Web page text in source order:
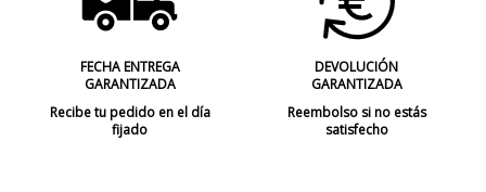
FECHA ENTREGA
GARANTIZADA
Recibe tu pedido en el día
fijado
DEVOLUCIÓN
GARANTIZADA
Reembolso si no estás
satisfecho